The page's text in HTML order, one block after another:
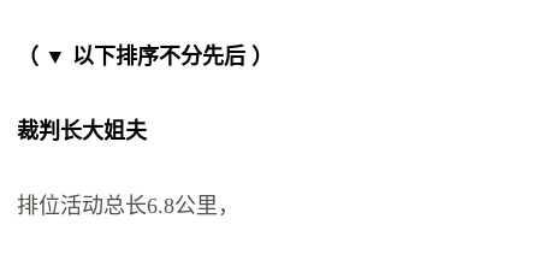
（ ▼ 以下排序不分先后 ）
裁判长大姐夫
排位活动总长6.8公里，